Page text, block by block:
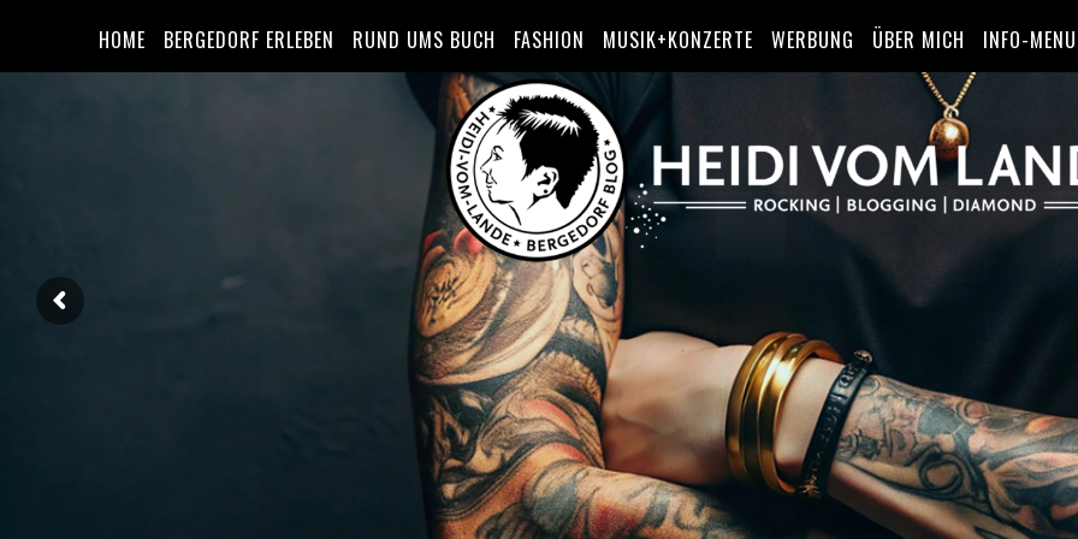
HOME BERGEDORF ERLEBEN RUND UMS BUCH FASHION MUSIK+KONZERTE WERBUNG ÜBER MICH INFO-